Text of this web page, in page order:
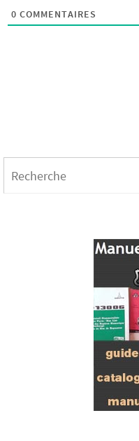
0 COMMENTAIRES